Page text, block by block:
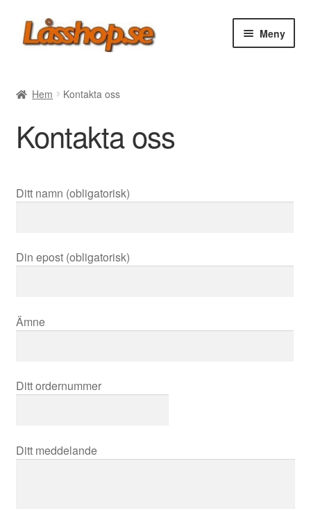
Hoppa
till
Hoppa
till
Meny
Vanliga frågor
Support
Hem Kontakta oss
Kontakta oss
Ditt namn (obligatorisk)
Din epost (obligatorisk)
Ämne
Ditt ordernummer
Ditt meddelande